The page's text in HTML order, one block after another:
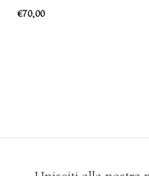
€70,00